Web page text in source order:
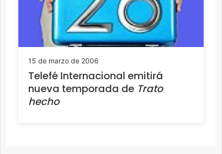
15 de marzo de 2006
Telefé Internacional emitirá
nueva temporada de Trato
hecho